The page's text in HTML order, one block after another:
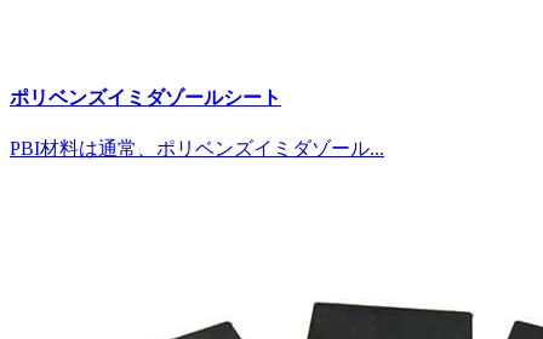
ポリベンズイミダゾールシート
PBI材料は通常、ポリベンズイミダゾール...